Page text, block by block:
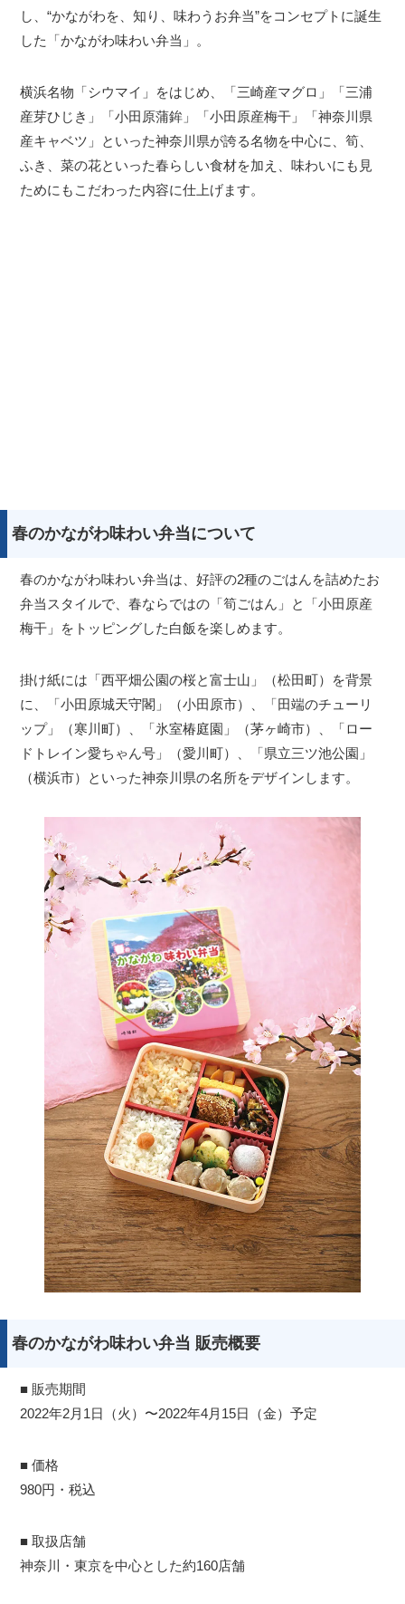
し、“かながわを、知り、味わうお弁当”をコンセプトに誕生
した「かながわ味わい弁当」。
横浜名物「シウマイ」をはじめ、「三崎産マグロ」「三浦
産芽ひじき」「小田原蒲鉾」「小田原産梅干」「神奈川県
産キャベツ」といった神奈川県が誇る名物を中心に、筍、
ふき、菜の花といった春らしい食材を加え、味わいにも見
ためにもこだわった内容に仕上げます。
春のかながわ味わい弁当について
春のかながわ味わい弁当は、好評の2種のごはんを詰めたお
弁当スタイルで、春ならではの「筍ごはん」と「小田原産
梅干」をトッピングした白飯を楽しめます。
掛け紙には「西平畑公園の桜と富士山」（松田町）を背景
に、「小田原城天守閣」（小田原市）、「田端のチューリ
ップ」（寒川町）、「氷室椿庭園」（茅ヶ崎市）、「ロー
ドトレイン愛ちゃん号」（愛川町）、「県立三ツ池公園」
（横浜市）といった神奈川県の名所をデザインします。
春のかながわ味わい弁当 販売概要
■ 販売期間
2022年2月1日（火）〜2022年4月15日（金）予定
■ 価格
980円・税込
■ 取扱店舗
神奈川・東京を中心とした約160店舗